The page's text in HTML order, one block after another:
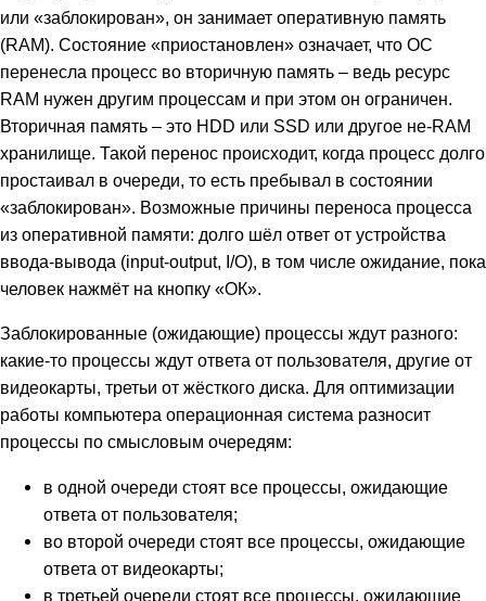
или «заблокирован», он занимает оперативную память
(RAM). Состояние «приостановлен» означает, что ОС
перенесла процесс во вторичную память – ведь ресурс
RAM нужен другим процессам и при этом он ограничен.
Вторичная память – это HDD или SSD или другое не-RAM
хранилище. Такой перенос происходит, когда процесс долго
простаивал в очереди, то есть пребывал в состоянии
«заблокирован». Возможные причины переноса процесса
из оперативной памяти: долго шёл ответ от устройства
ввода-вывода (input-output, I/O), в том числе ожидание, пока
человек нажмёт на кнопку «ОК».
Заблокированные (ожидающие) процессы ждут разного:
какие-то процессы ждут ответа от пользователя, другие от
видеокарты, третьи от жёсткого диска. Для оптимизации
работы компьютера операционная система разносит
процессы по смысловым очередям:
в одной очереди стоят все процессы, ожидающие
ответа от пользователя;
во второй очереди стоят все процессы, ожидающие
ответа от видеокарты;
в третьей очереди стоят все процессы, ожидающие